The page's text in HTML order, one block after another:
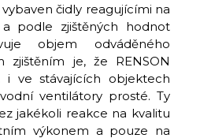
čidly reagujícími na
podle zjištěných hodnot
objem odváděného
zjištěním je, že RENSON
i ve stávajících objektech
ventilátory prosté. Ty
jakékoli reakce na kvalitu
výkonem a pouze na